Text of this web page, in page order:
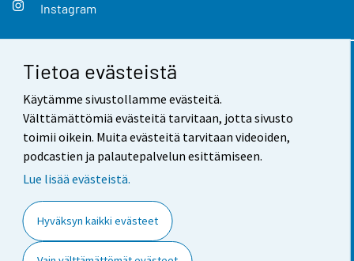
Tietoa evästeistä
Käytämme sivustollamme evästeitä.
Välttämättömiä evästeitä tarvitaan, jotta sivusto
toimii oikein. Muita evästeitä tarvitaan videoiden,
podcastien ja palautepalvelun esittämiseen.
Lue lisää evästeistä.
Hyväksyn kaikki evästeet
Instagram
Yhteystiedot
Palaute
Käyttöehdot
Saavutettavuus
Tietoa sivustosta